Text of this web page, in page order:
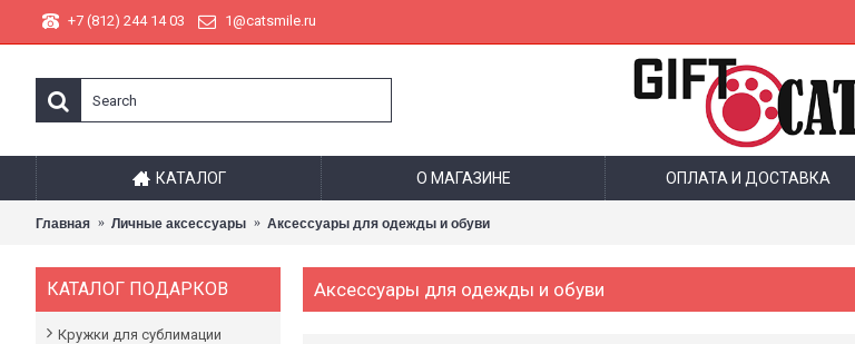
+7 (812) 244 14 03 1@catsmile.ru
КАТАЛОГ О МАГАЗИНЕ ОПЛАТА И ДОСТАВКА
Главная Личные аксессуары Аксессуары для одежды и обуви
КАТАЛОГ ПОДАРКОВ
Кружки для сублимации
Аксессуары для одежды и обуви